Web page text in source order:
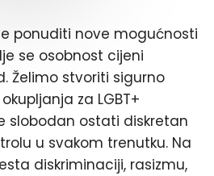
ponuditi nove mogućnosti
se osobnost cijeni
Želimo stvoriti sigurno
za LGBT+
slobodan ostati diskretan
u svakom trenutku. Na
diskriminaciji, rasizmu,